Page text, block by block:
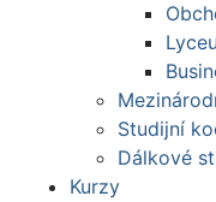
Studijní
Dálkové
Kurzy